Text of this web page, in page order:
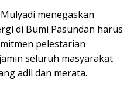
menegaskan
di Bumi Pasundan harus
pelestarian
seluruh masyarakat
adil dan merata.